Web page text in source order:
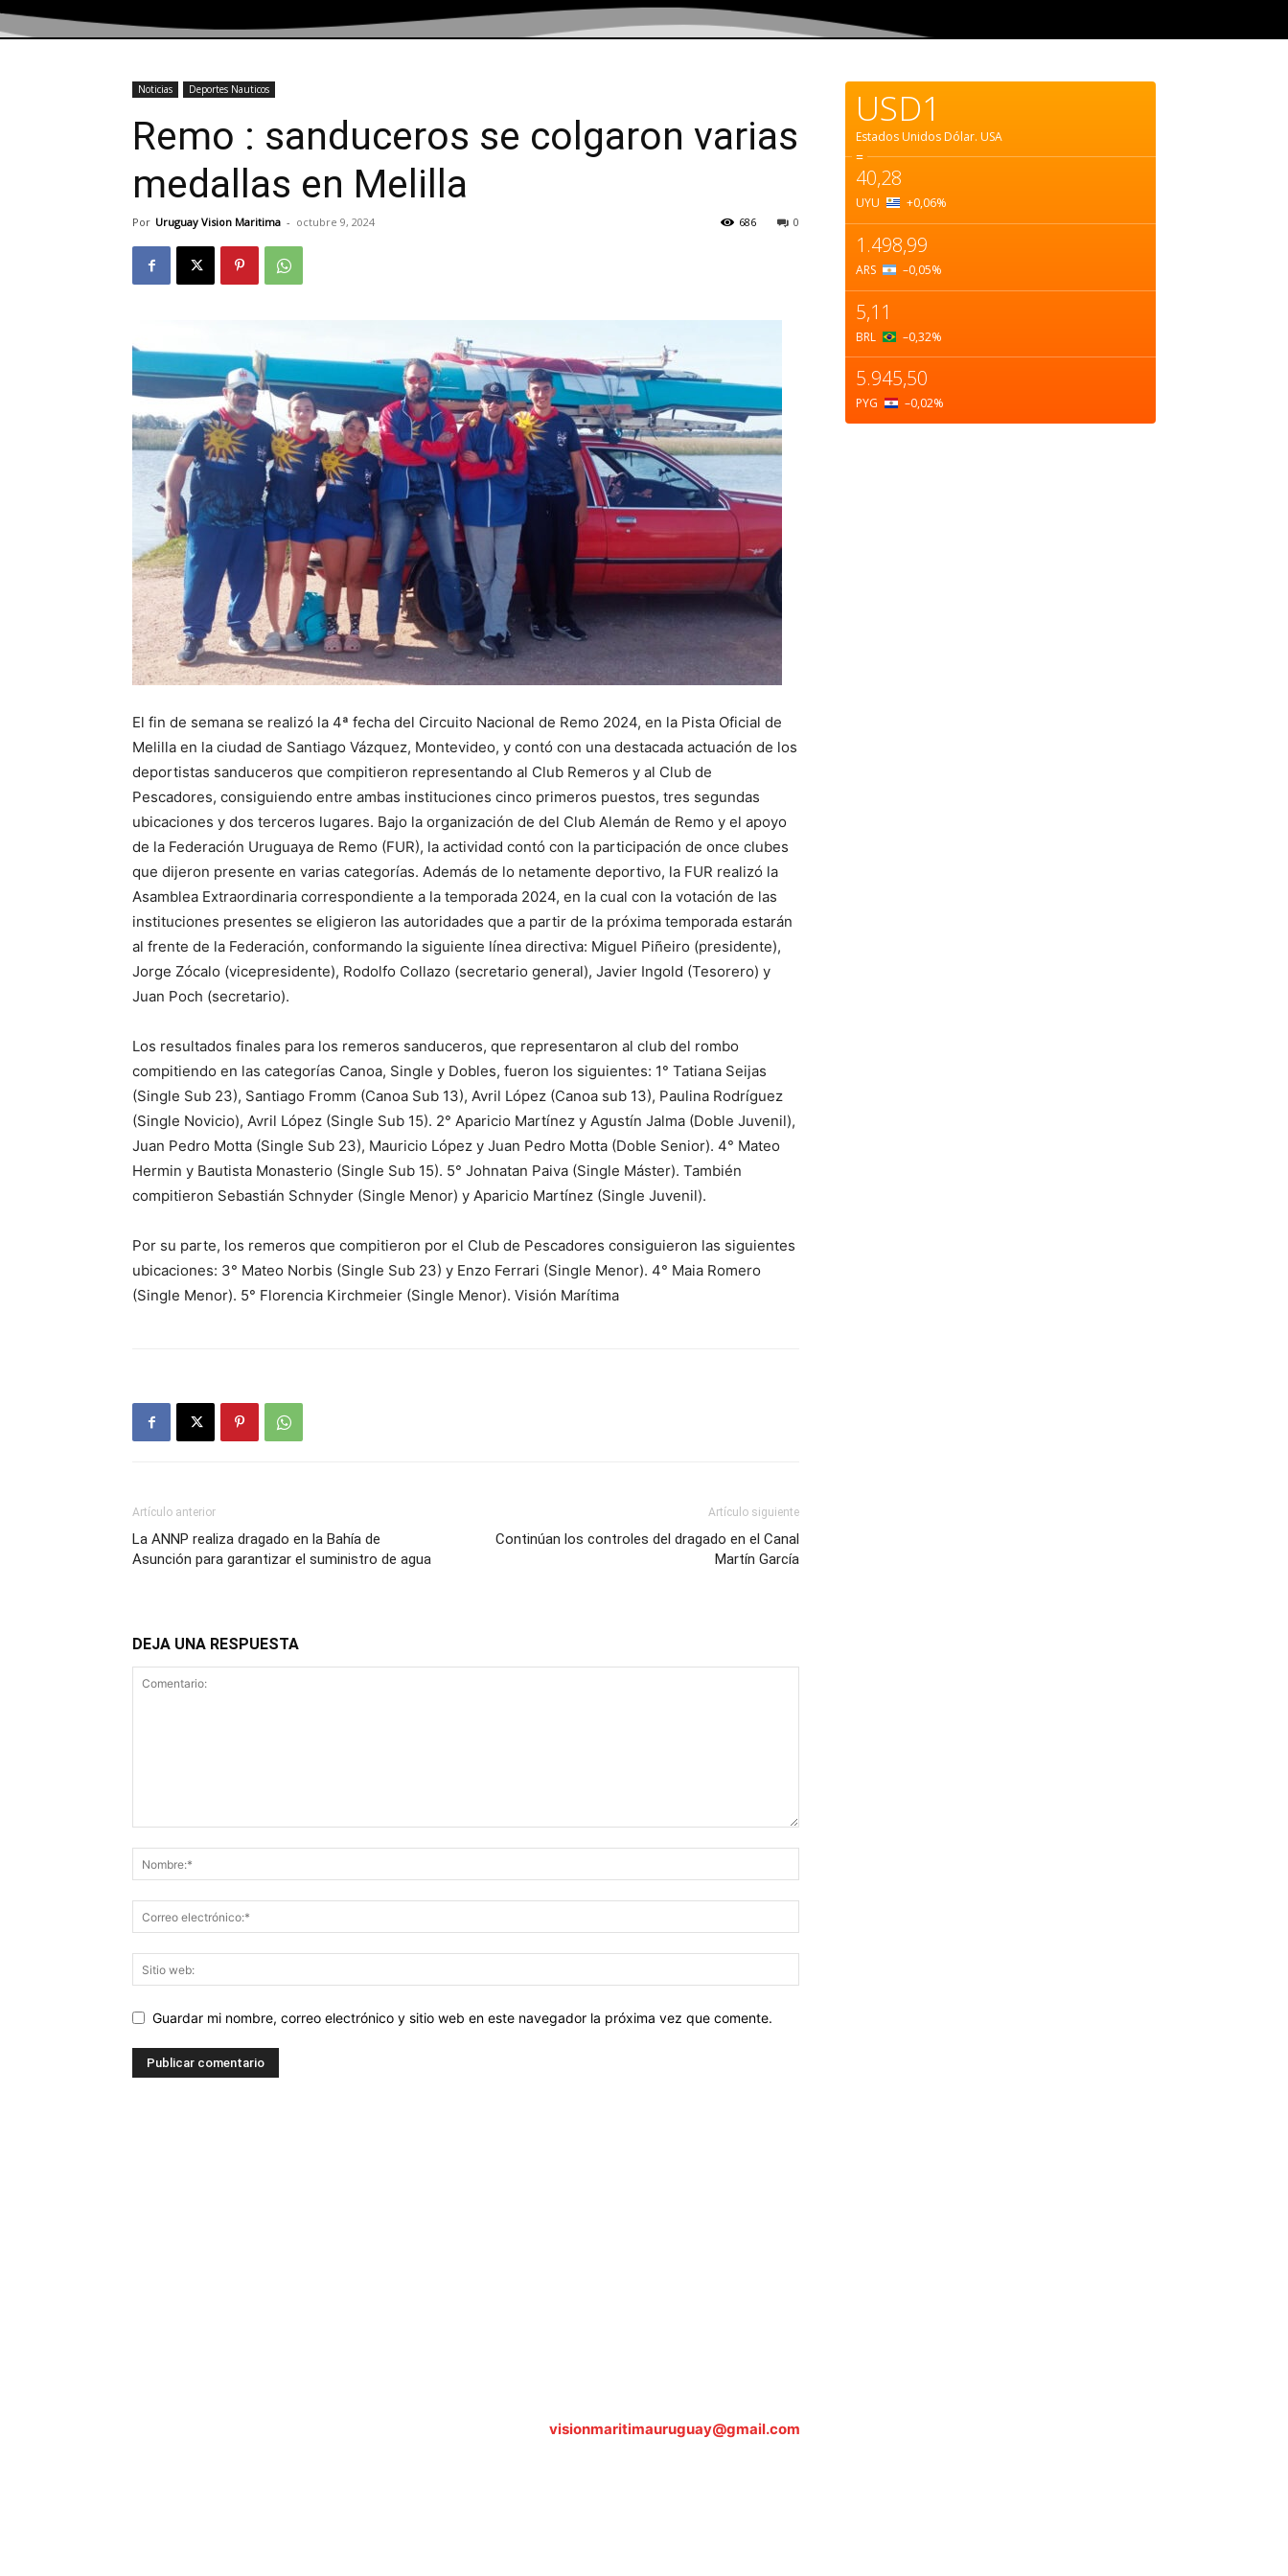
Noticias Deportes Nauticos
Remo : sanduceros se colgaron varias
medallas en Melilla
Por Uruguay Vision Maritima - octubre 9, 2024 0
686
El fin de semana se realizó la 4ª fecha del Circuito Nacional de Remo 2024, en la Pista Oficial de
Melilla en la ciudad de Santiago Vázquez, Montevideo, y contó con una destacada actuación de los
deportistas sanduceros que compitieron representando al Club Remeros y al Club de
Pescadores, consiguiendo entre ambas instituciones cinco primeros puestos, tres segundas
ubicaciones y dos terceros lugares. Bajo la organización de del Club Alemán de Remo y el apoyo
de la Federación Uruguaya de Remo (FUR), la actividad contó con la participación de once clubes
que dijeron presente en varias categorías. Además de lo netamente deportivo, la FUR realizó la
Asamblea Extraordinaria correspondiente a la temporada 2024, en la cual con la votación de las
instituciones presentes se eligieron las autoridades que a partir de la próxima temporada estarán
al frente de la Federación, conformando la siguiente línea directiva: Miguel Piñeiro (presidente),
Jorge Zócalo (vicepresidente), Rodolfo Collazo (secretario general), Javier Ingold (Tesorero) y
Juan Poch (secretario).
Los resultados finales para los remeros sanduceros, que representaron al club del rombo
compitiendo en las categorías Canoa, Single y Dobles, fueron los siguientes: 1° Tatiana Seijas
(Single Sub 23), Santiago Fromm (Canoa Sub 13), Avril López (Canoa sub 13), Paulina Rodríguez
(Single Novicio), Avril López (Single Sub 15). 2° Aparicio Martínez y Agustín Jalma (Doble Juvenil),
Juan Pedro Motta (Single Sub 23), Mauricio López y Juan Pedro Motta (Doble Senior). 4° Mateo
Hermin y Bautista Monasterio (Single Sub 15). 5° Johnatan Paiva (Single Máster). También
compitieron Sebastián Schnyder (Single Menor) y Aparicio Martínez (Single Juvenil).
Por su parte, los remeros que compitieron por el Club de Pescadores consiguieron las siguientes
ubicaciones: 3° Mateo Norbis (Single Sub 23) y Enzo Ferrari (Single Menor). 4° Maia Romero
(Single Menor). 5° Florencia Kirchmeier (Single Menor). Visión Marítima
Artículo anterior
La ANNP realiza dragado en la Bahía de
Asunción para garantizar el suministro de agua
Artículo siguiente
Continúan los controles del dragado en el Canal
Martín García
DEJA UNA RESPUESTA
Guardar mi nombre, correo electrónico y sitio web en este navegador la próxima vez que comente.
USD1
Estados Unidos Dólar. USA
=
40,28
UYU +0,06%
1.498,99
ARS –0,05%
5,11
BRL –0,32%
5.945,50
PYG –0,02%
visionmaritimauruguay@gmail.com